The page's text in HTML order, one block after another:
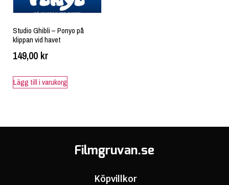
Studio Ghibli – Ponyo på
klippan vid havet
149,00 kr
Lägg till i varukorg
Filmgruvan.se
Köpvillkor